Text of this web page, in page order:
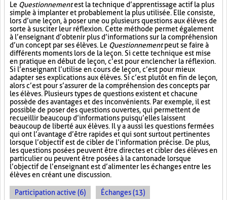
Le Questionnementest la technique d’apprentissage actif la plus
simple à implanter et probablement la plus utilisée. Elle consiste,
lors d’une leçon, à poser une ou plusieurs questions aux élèves de
sorte à susciter leur réflexion. Cette méthode permet également
à l’enseignant d’obtenir plus d’informations sur la compréhension
d’un concept par ses élèves. Le Questionnementpeut se faire à
différents moments lors de la leçon. Si cette technique est mise
en pratique en début de leçon, c’est pour enclencher la réflexion.
Si l’enseignant l’utilise en cours de leçon, c’est pour mieux
adapter ses explications aux élèves. Si c’est plutôt en fin de leçon,
alors c’est pour s’assurer de la compréhension des concepts par
les élèves. Plusieurs types de questions existent et chacune
possède des avantages et des inconvénients. Par exemple, il est
possible de poser des questions ouvertes, qui permettent de
recueillir beaucoup d’informations puisqu’elles laissent
beaucoup de liberté aux élèves. Il y a aussi les questions fermées
qui ont l’avantage d’être rapides et qui sont surtout pertinentes
lorsque l’objectif est de cibler de l’information précise. De plus,
les questions posées peuvent être directes et cibler des élèves en
particulier ou peuvent être posées à la cantonade lorsque
l’objectif de l’enseignant est d’alimenter les échanges entre les
élèves en créant une discussion.
Participation active (6) Échanges (13)